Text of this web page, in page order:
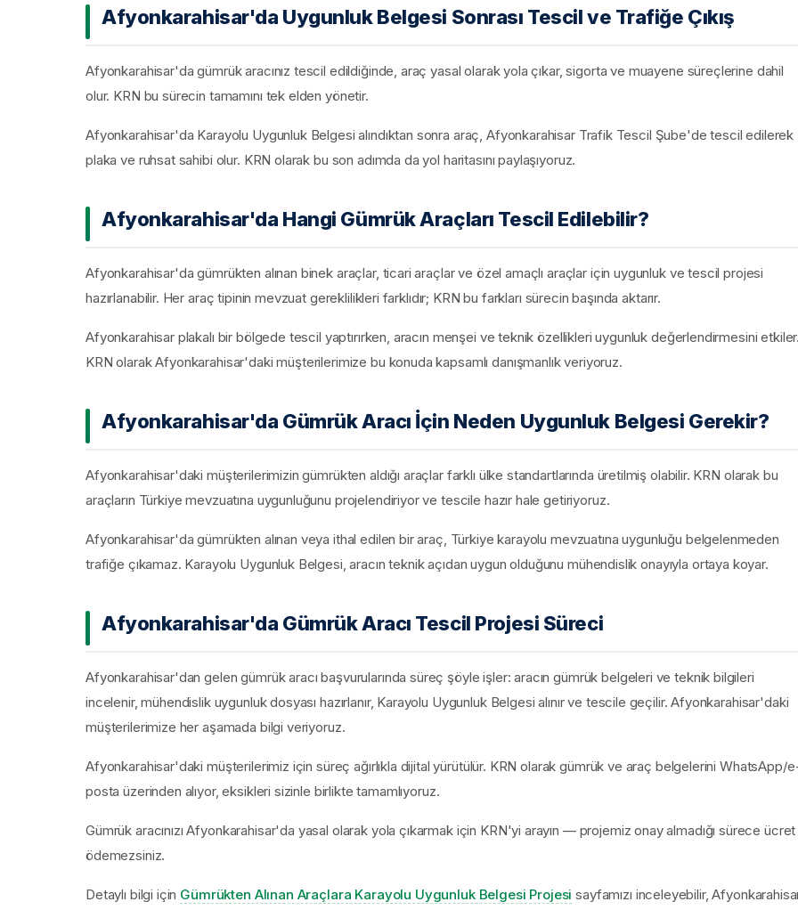
Afyonkarahisar'da Uygunluk Belgesi Sonrası Tescil ve Trafiğe Çıkış
Afyonkarahisar'da gümrük aracınız tescil edildiğinde, araç yasal olarak yola çıkar, sigorta ve muayene süreçlerine dahil
olur. KRN bu sürecin tamamını tek elden yönetir.
Afyonkarahisar'da Karayolu Uygunluk Belgesi alındıktan sonra araç, Afyonkarahisar Trafik Tescil Şube'de tescil edilerek
plaka ve ruhsat sahibi olur. KRN olarak bu son adımda da yol haritasını paylaşıyoruz.
Afyonkarahisar'da Hangi Gümrük Araçları Tescil Edilebilir?
Afyonkarahisar'da gümrükten alınan binek araçlar, ticari araçlar ve özel amaçlı araçlar için uygunluk ve tescil projesi
hazırlanabilir. Her araç tipinin mevzuat gereklilikleri farklıdır; KRN bu farkları sürecin başında aktarır.
Afyonkarahisar plakalı bir bölgede tescil yaptırırken, aracın menşei ve teknik özellikleri uygunluk değerlendirmesini
KRN olarak Afyonkarahisar'daki müşterilerimize bu konuda kapsamlı danışmanlık veriyoruz.
Afyonkarahisar'da Gümrük Aracı İçin Neden Uygunluk Belgesi Gerekir?
Afyonkarahisar'daki müşterilerimizin gümrükten aldığı araçlar farklı ülke standartlarında üretilmiş olabilir. KRN olarak bu
araçların Türkiye mevzuatına uygunluğunu projelendiriyor ve tescile hazır hale getiriyoruz.
Afyonkarahisar'da gümrükten alınan veya ithal edilen bir araç, Türkiye karayolu mevzuatına uygunluğu belgelenmeden
trafiğe çıkamaz. Karayolu Uygunluk Belgesi, aracın teknik açıdan uygun olduğunu mühendislik onayıyla ortaya koyar.
Afyonkarahisar'da Gümrük Aracı Tescil Projesi Süreci
Afyonkarahisar'dan gelen gümrük aracı başvurularında süreç şöyle işler: aracın gümrük belgeleri ve teknik bilgileri
incelenir, mühendislik uygunluk dosyası hazırlanır, Karayolu Uygunluk Belgesi alınır ve tescile geçilir. Afyonkarahisar'daki
müşterilerimize her aşamada bilgi veriyoruz.
Afyonkarahisar'daki müşterilerimiz için süreç ağırlıkla dijital yürütülür. KRN olarak gümrük ve araç belgelerini WhatsApp/
posta üzerinden alıyor, eksikleri sizinle birlikte tamamlıyoruz.
Gümrük aracınızı Afyonkarahisar'da yasal olarak yola çıkarmak için KRN'yi arayın — projemiz onay almadığı sürece ücret
ödemezsiniz.
Detaylı bilgi için Gümrükten Alınan Araçlara Karayolu Uygunluk Belgesi Projesi sayfamızı inceleyebilir,